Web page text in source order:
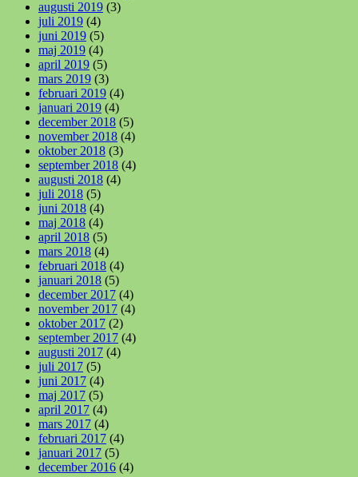
augusti 2019 (3)
juli 2019 (4)
juni 2019 (5)
maj 2019 (4)
april 2019 (5)
mars 2019 (3)
februari 2019 (4)
januari 2019 (4)
december 2018 (5)
november 2018 (4)
oktober 2018 (3)
september 2018 (4)
augusti 2018 (4)
juli 2018 (5)
juni 2018 (4)
maj 2018 (4)
april 2018 (5)
mars 2018 (4)
februari 2018 (4)
januari 2018 (5)
december 2017 (4)
november 2017 (4)
oktober 2017 (2)
september 2017 (4)
augusti 2017 (4)
juli 2017 (5)
juni 2017 (4)
maj 2017 (5)
april 2017 (4)
mars 2017 (4)
februari 2017 (4)
januari 2017 (5)
december 2016 (4)